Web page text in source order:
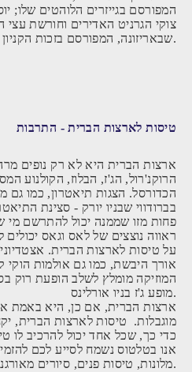
המפורסם בגייזרים הלוהטים שלו;
צוקי הגרניט האדירים וחורשת עצי
שבאריזונה, המפורסם בזכות הקניון התלול שעל נהר קולורדו.
טיסות לארצות הברית - התרבות
ארצות הברית היא לא רק נופים
הרוקנ'רול, הג'ז, הבלוז, הקולנוע
הכדורסל. הצגות תיאטרון, כמו גם
בברודווי שבניו יורק - סצינת
פחות מזו שממנה יכול להתרשם מי
ראווה נוצצים של לאס וגאס
על טיסות לארצות הברית. אצטדיוני
אורך היבשת, כמו גם אולמות הוקי
המוזיקה מומלץ לשלב הופעת רוק
מופע ג'ז בניו אורלינס.
ארצות הברית, אם כן, היא באמת
מוגבלות. טיסות לארצות הברית,
כדי כך, שכל אחד יכול להרכיב לו
אנו בטלטוס נשמח לסייע לכם
מלונות, טיסות פנים, סיורים מאורגנים ועוד.